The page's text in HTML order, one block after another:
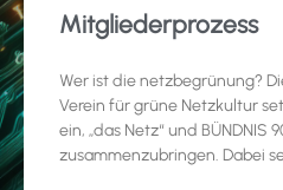
Mitgliederprozess
Wer ist die netzbegrünung?
Verein für grüne Netzkultur
ein, „das Netz“ und BÜNDNIS
zusammenzubringen. Dabei